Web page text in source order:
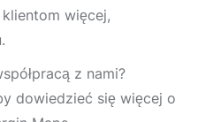
więcej,
z nami?
dowiedzieć się więcej o